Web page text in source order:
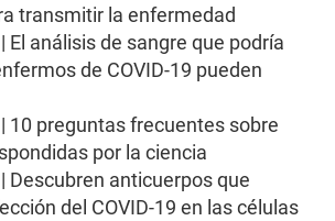
transmitir la enfermedad
El análisis de sangre que podría
de COVID-19 pueden
10 preguntas frecuentes sobre
por la ciencia
Descubren anticuerpos que
del COVID-19 en las células